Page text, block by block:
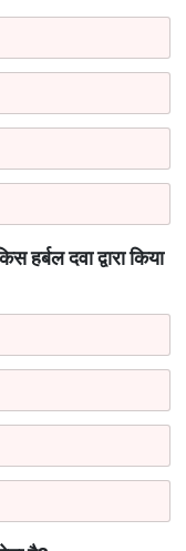
दवा द्वारा किया